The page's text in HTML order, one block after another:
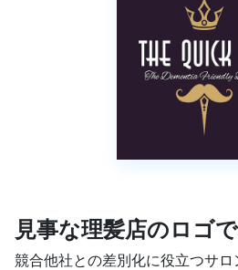
見事な理髪店のロゴ
競合他社との差別化に役立つサ